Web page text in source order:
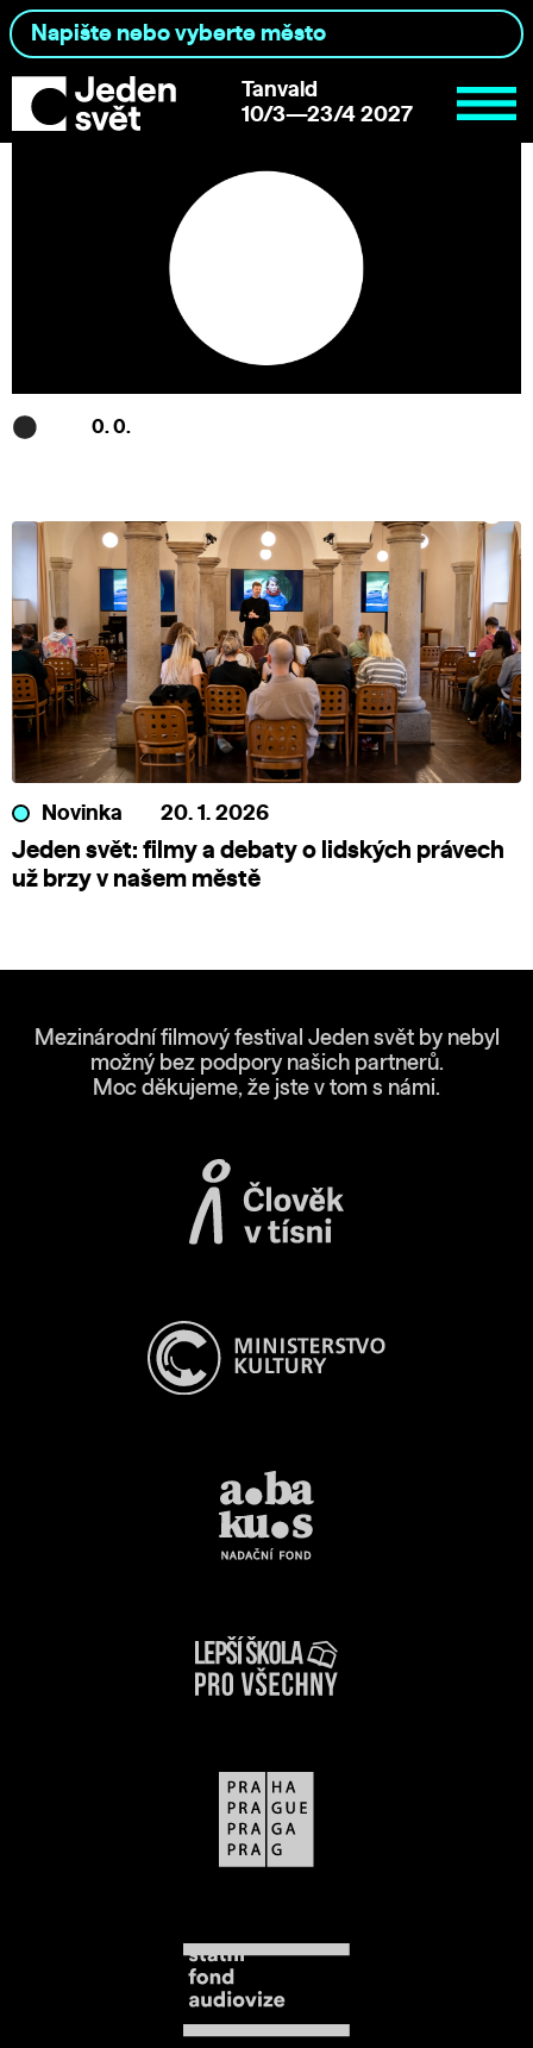
Tanvald
10/3—23/4 2027
0. 0.
Novinka 20. 1. 2026
Jeden svět: filmy a debaty o lidských právech
už brzy v našem městě
Mezinárodní filmový festival Jeden svět by nebyl
možný bez podpory našich partnerů.
Moc děkujeme, že jste v tom s námi.